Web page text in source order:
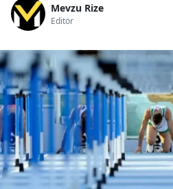
Mevzu Rize
Editör